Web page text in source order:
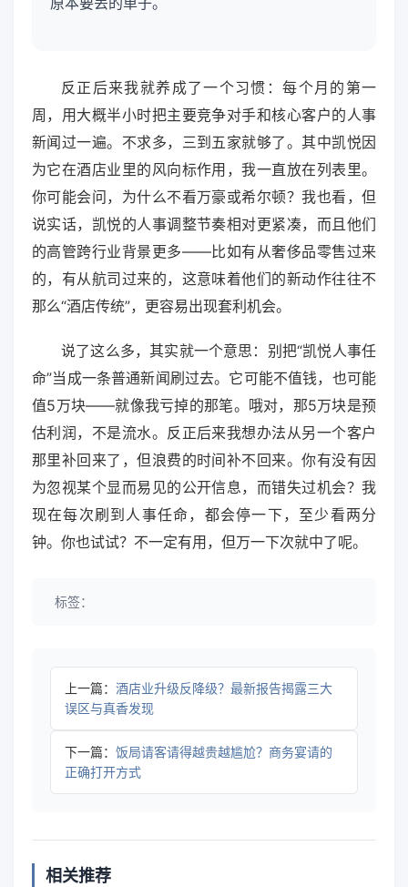
反正后来我就养成了一个习惯：每个月的第一
周，用大概半小时把主要竞争对手和核心客户的人事
新闻过一遍。不求多，三到五家就够了。其中凯悦因
为它在酒店业里的风向标作用，我一直放在列表里。
你可能会问，为什么不看万豪或希尔顿？我也看，但
说实话，凯悦的人事调整节奏相对更紧凑，而且他们
的高管跨行业背景更多——比如有从奢侈品零售过来
的，有从航司过来的，这意味着他们的新动作往往不
那么“酒店传统”，更容易出现套利机会。
说了这么多，其实就一个意思：别把“凯悦人事任
命”当成一条普通新闻刷过去。它可能不值钱，也可能
值5万块——就像我亏掉的那笔。哦对，那5万块是预
估利润，不是流水。反正后来我想办法从另一个客户
那里补回来了，但浪费的时间补不回来。你有没有因
为忽视某个显而易见的公开信息，而错失过机会？我
现在每次刷到人事任命，都会停一下，至少看两分
钟。你也试试？不一定有用，但万一下次就中了呢。
标签：
上一篇： 酒店业升级反降级？最新报告揭露三大
误区与真香发现
下一篇： 饭局请客请得越贵越尴尬？商务宴请的
正确打开方式
相关推荐